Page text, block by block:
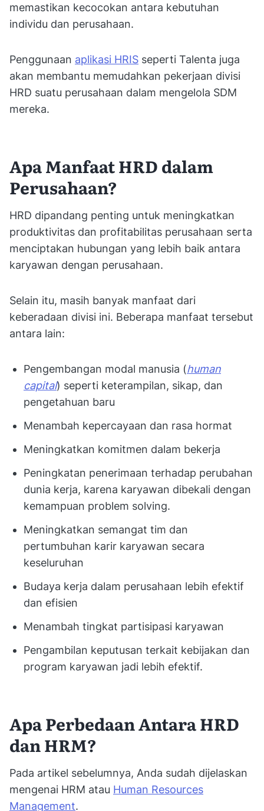
memastikan kecocokan antara kebutuhan
individu dan perusahaan.
Penggunaan aplikasi HRIS seperti Talenta juga
akan membantu memudahkan pekerjaan divisi
HRD suatu perusahaan dalam mengelola SDM
mereka.
Apa Manfaat HRD dalam
Perusahaan?
HRD dipandang penting untuk meningkatkan
produktivitas dan profitabilitas perusahaan serta
menciptakan hubungan yang lebih baik antara
karyawan dengan perusahaan.
Selain itu, masih banyak manfaat dari
keberadaan divisi ini. Beberapa manfaat tersebut
antara lain:
Pengembangan modal manusia (human
capital) seperti keterampilan, sikap, dan
pengetahuan baru
Menambah kepercayaan dan rasa hormat
Meningkatkan komitmen dalam bekerja
Peningkatan penerimaan terhadap perubahan
dunia kerja, karena karyawan dibekali dengan
kemampuan problem solving.
Meningkatkan semangat tim dan
pertumbuhan karir karyawan secara
keseluruhan
Budaya kerja dalam perusahaan lebih efektif
dan efisien
Menambah tingkat partisipasi karyawan
Pengambilan keputusan terkait kebijakan dan
program karyawan jadi lebih efektif.
Apa Perbedaan Antara HRD
dan HRM?
Pada artikel sebelumnya, Anda sudah dijelaskan
mengenai HRM atau Human Resources
Management.